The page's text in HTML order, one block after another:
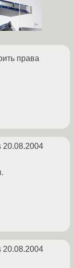
права
20.08.2004
20.08.2004